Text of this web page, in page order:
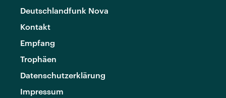
Deutschlandfunk Nova
Kontakt
Empfang
Trophäen
Datenschutzerklärung
Impressum